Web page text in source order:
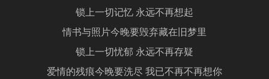
锁上一切记忆 永远不再想起
情书与照片今晚要毁弃藏在旧梦里
锁上一切忧郁 永远不再存疑
爱情的残痕今晚要洗尽 我已不再不再想你